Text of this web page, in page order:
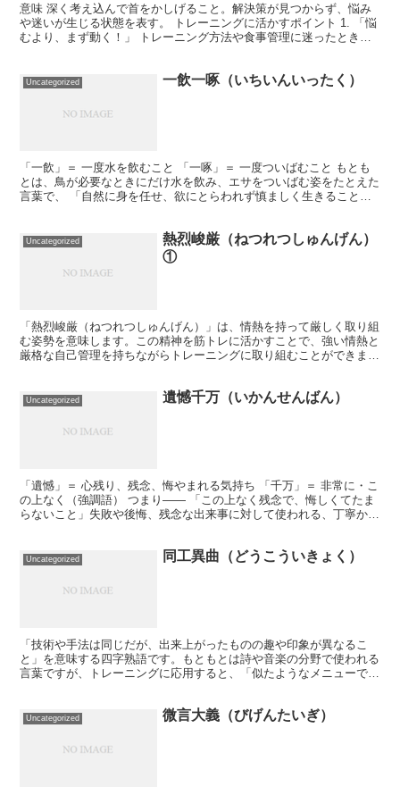
意味 深く考え込んで首をかしげること。解決策が見つからず、悩み
や迷いが生じる状態を表す。 トレーニングに活かすポイント 1. 「悩
むより、まず動く！」 トレーニング方法や食事管理に迷ったとき、
Uncategorized 一飲一啄（いちいんいったく）
「一飲」＝ 一度水を飲むこと 「一啄」＝ 一度ついばむこと もとも
とは、鳥が必要なときにだけ水を飲み、エサをついばむ姿をたとえた
言葉で、 「自然に身を任せ、欲にとらわれず慎ましく生きること」
Uncategorized
熱烈峻厳（ねつれつしゅんげん）
①
「熱烈峻厳（ねつれつしゅんげん）」は、情熱を持って厳しく取り組
む姿勢を意味します。この精神を筋トレに活かすことで、強い情熱と
厳格な自己管理を持ちながらトレーニングに取り組むことができま
Uncategorized 遺憾千万（いかんせんばん）
「遺憾」＝ 心残り、残念、悔やまれる気持ち 「千万」＝ 非常に・こ
の上なく（強調語） つまり―― 「この上なく残念で、悔しくてたま
らないこと」失敗や後悔、残念な出来事に対して使われる、丁寧かつ
Uncategorized 同工異曲（どうこういきょく）
「技術や手法は同じだが、出来上がったものの趣や印象が異なるこ
と」を意味する四字熟語です。もともとは詩や音楽の分野で使われる
言葉ですが、トレーニングに応用すると、「似たようなメニューで
Uncategorized 微言大義（びげんたいぎ）